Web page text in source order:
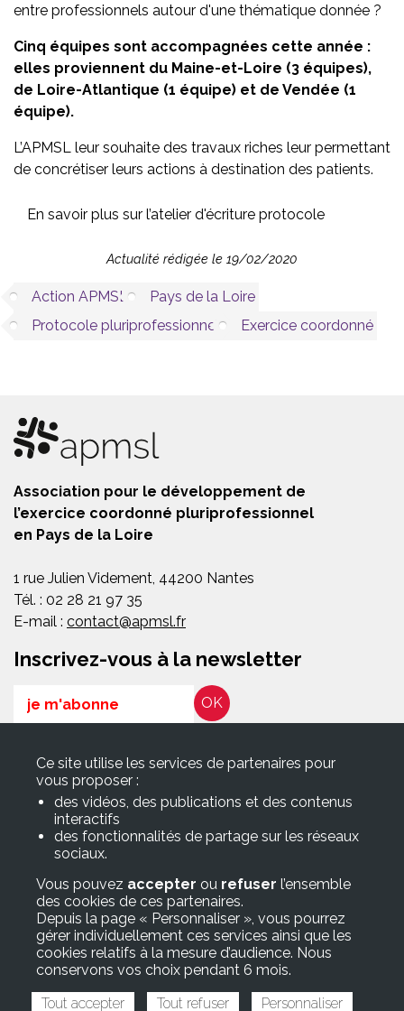
entre professionnels autour d'une thématique donnée ?
Cinq équipes sont accompagnées cette année :
elles proviennent du Maine-et-Loire (3 équipes),
de Loire-Atlantique (1 équipe) et de Vendée (1
équipe).
L’APMSL leur souhaite des travaux riches leur permettant
de concrétiser leurs actions à destination des patients.
En savoir plus sur l’atelier d'écriture protocole
Actualité rédigée le 19/02/2020
Action APMSL
Pays de la Loire
Protocole pluriprofessionnel
Exercice coordonné
Association pour le développement de
l’exercice coordonné pluriprofessionnel
en Pays de la Loire
1 rue Julien Videment, 44200 Nantes
Tél. : 02 28 21 97 35
E-mail : contact@apmsl.fr
Inscrivez-vous à la newsletter
Email
En soumettant ce formulaire, j’accepte que les informations
saisies soient exploitées pour les finalités décrites dans la page
Politique de confidentialité
Accès rapide
> Adhérer à l’APMSL
> FAQ/Glossaire
> Lettre d’information
Ce site utilise les services de partenaires pour
vous proposer :
des vidéos, des publications et des contenus
interactifs
des fonctionnalités de partage sur les réseaux
sociaux.
Vous pouvez accepter ou refuser l’ensemble
des cookies de ces partenaires.
Depuis la page « Personnaliser », vous pourrez
gérer individuellement ces services ainsi que les
cookies relatifs à la mesure d’audience. Nous
conservons vos choix pendant 6 mois.
Tout accepter
Tout refuser Personnaliser